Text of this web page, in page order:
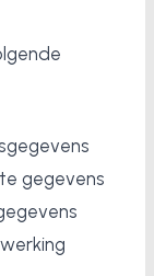
gegevens